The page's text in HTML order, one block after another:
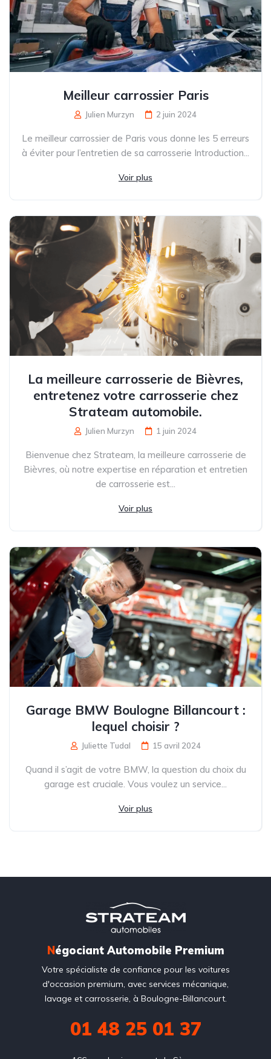
Meilleur carrossier Paris
Julien Murzyn 2 juin 2024
Le meilleur carrossier de Paris vous donne les 5 erreurs
à éviter pour l’entretien de sa carrosserie Introduction...
Voir plus
La meilleure carrosserie de Bièvres,
entretenez votre carrosserie chez
Strateam automobile.
Julien Murzyn 1 juin 2024
Bienvenue chez Strateam, la meilleure carrosserie de
Bièvres, où notre expertise en réparation et entretien
de carrosserie est...
Voir plus
Garage BMW Boulogne Billancourt :
lequel choisir ?
Juliette Tudal 15 avril 2024
Quand il s’agit de votre BMW, la question du choix du
garage est cruciale. Vous voulez un service...
Voir plus
Négociant Automobile Premium
Votre spécialiste de confiance pour les voitures
d'occasion premium, avec services mécanique,
lavage et carrosserie, à Boulogne-Billancourt.
01 48 25 01 37